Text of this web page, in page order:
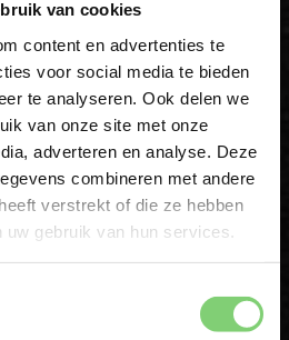
van cookies
content en advertenties te
voor social media te bieden
te analyseren. Ook delen we
van onze site met onze
adverteren en analyse. Deze
combineren met andere
verstrekt of die ze hebben
gebruik van hun services.
nieuwsbrief en ontvang direct
bestelling.